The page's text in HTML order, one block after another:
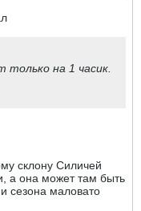
на 1 часик.
склону Силичей
а она может там быть
сезона маловато